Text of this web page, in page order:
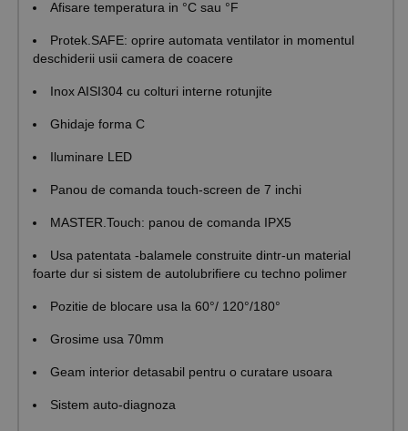
Afisare temperatura in °C sau °F
Protek.SAFE: oprire automata ventilator in momentul
deschiderii usii camera de coacere
Inox AISI304 cu colturi interne rotunjite
Ghidaje forma C
Iluminare LED
Panou de comanda touch-screen de 7 inchi
MASTER.Touch: panou de comanda IPX5
Usa patentata -balamele construite dintr-un material
foarte dur si sistem de autolubrifiere cu techno polimer
Pozitie de blocare usa la 60°/ 120°/180°
Grosime usa 70mm
Geam interior detasabil pentru o curatare usoara
Sistem auto-diagnoza